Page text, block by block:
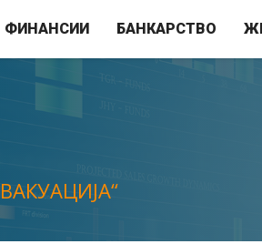
ФИНАНСИИ БАНКАРСТВО